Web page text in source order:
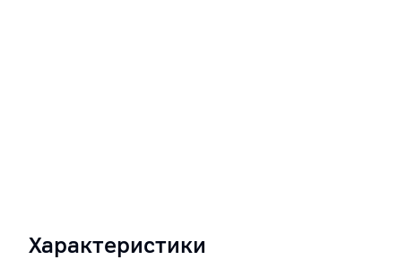
Характеристики